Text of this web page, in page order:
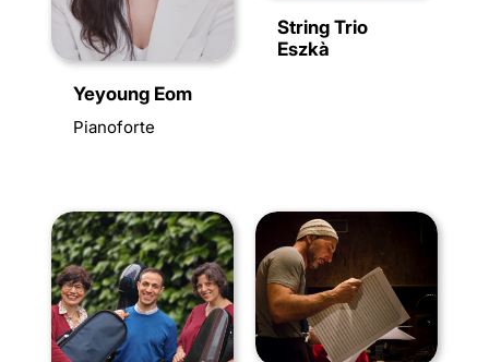
Yeyoung Eom
Pianoforte
String Trio
Eszkà